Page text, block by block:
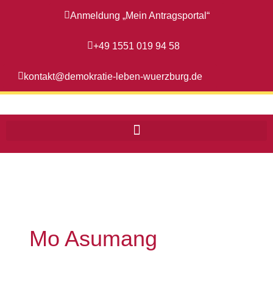
kontakt@demokratie-leben-wuerzburg.de
+49 1551 019 94 58
Anmeldung „Mein Antragsportal“
Mo Asumang